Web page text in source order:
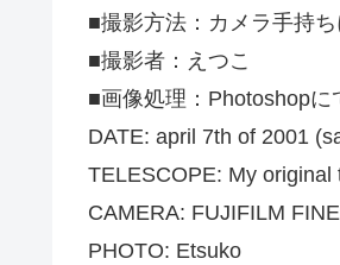
■撮影方法：カメラ手持
■撮影者：えつこ
■画像処理：Photoshopに
DATE: april 7th of 2001
TELESCOPE: My original
CAMERA: FUJIFILM
PHOTO: Etsuko